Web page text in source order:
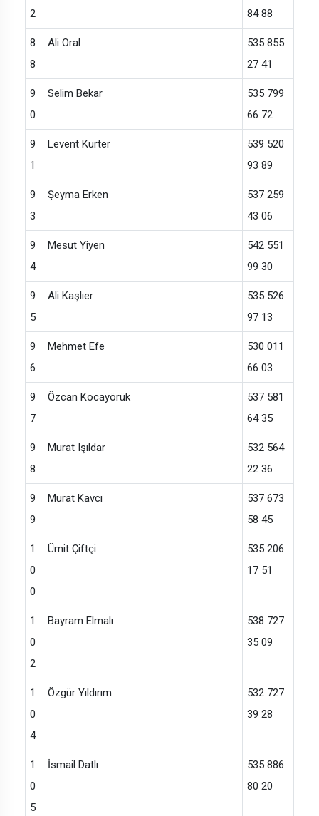
2
84 88
8
8
Ali Oral
535 855
27 41
9
0
Selim Bekar
535 799
66 72
9
1
Levent Kurter
539 520
93 89
9
3
Şeyma Erken
537 259
43 06
9
4
Mesut Yiyen
542 551
99 30
9
5
Ali Kaşlıer
535 526
97 13
9
6
Mehmet Efe
530 011
66 03
9
7
Özcan Kocayörük
537 581
64 35
9
8
Murat Işıldar
532 564
22 36
9
9
Murat Kavcı
537 673
58 45
1
0
0
Ümit Çiftçi
535 206
17 51
1
0
2
Bayram Elmalı
538 727
35 09
1
0
4
Özgür Yıldırım
532 727
39 28
1
0
5
İsmail Datlı
535 886
80 20